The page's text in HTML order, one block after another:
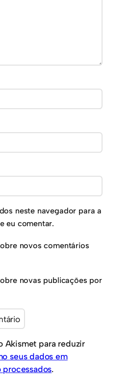
neste navegador para a
eu comentar.
novos comentários
novas publicações por
Akismet para reduzir
seus dados em
processados.